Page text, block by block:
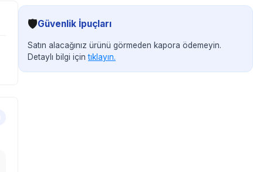
🛡️Güvenlik İpuçları
Satın alacağınız ürünü görmeden kapora ödemeyin.
Detaylı bilgi içintıklayın.